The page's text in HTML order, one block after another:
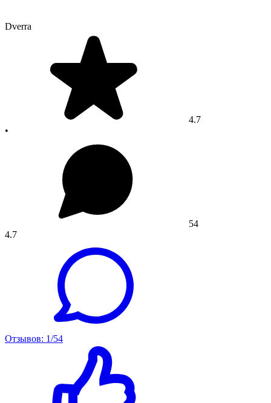
Dverra
4.7
•
54
4.7
Отзывов: 1/54